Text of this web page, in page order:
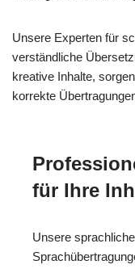
Unsere Experten für
verständliche
kreative Inhalte,
korrekte
für Ihre
Unsere